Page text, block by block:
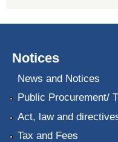
Notices
News and Notices
Public Procurement/
Act, law and
Tax and Fees